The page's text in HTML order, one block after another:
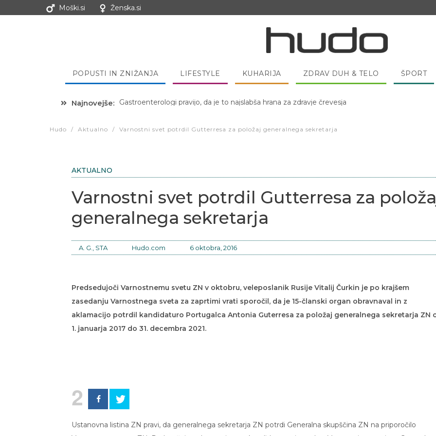
Moški.si Ženska.si
POPUSTI IN ZNIŽANJA LIFESTYLE KUHARIJA ZDRAV DUH & TELO ŠPORT
Najnovejše: Hibernacijska dieta: Zakaj je pred spanjem dobro pojesti žlico medu?
Hudo / Aktualno / Varnostni svet potrdil Gutterresa za položaj generalnega sekretarja
AKTUALNO
Varnostni svet potrdil Gutterresa za
generalnega sekretarja
A. G., STA Hudo.com 6 oktobra, 2016
Predsedujoči Varnostnemu svetu ZN v oktobru, veleposlanik Rusije Vitalij Čurkin je po krajšem
zasedanju Varnostnega sveta za zaprtimi vrati sporočil, da je 15-članski organ obravnaval in z
aklamacijo potrdil kandidaturo Portugalca Antonia Guterresa za položaj generalnega sekretarja ZN
1. januarja 2017 do 31. decembra 2021.
2
Ustanovna listina ZN pravi, da generalnega sekretarja ZN potrdi Generalna skupščina ZN na priporočilo